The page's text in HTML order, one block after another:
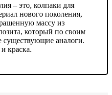
– это, колпаки для
нового поколения,
массу из
который по своим
существующие аналоги.
краска.